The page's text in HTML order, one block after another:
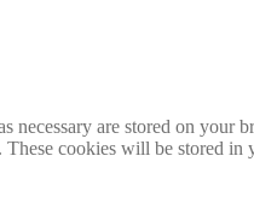
are stored on your
These cookies will be stored